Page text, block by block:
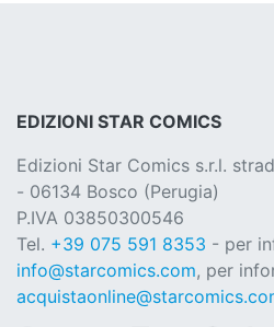
EDIZIONI STAR COMICS
Edizioni Star Comics s.r.l.
- 06134 Bosco (Perugia)
P.IVA 03850300546
Tel. +39 075 591 8353 - per
info@starcomics.com, per